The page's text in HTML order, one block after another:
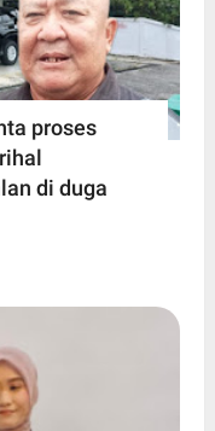
proses
di duga